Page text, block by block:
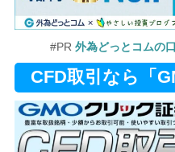
#PR 外為どっとコムの
CFD取引なら「